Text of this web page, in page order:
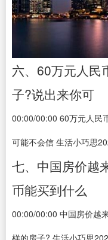
六、60万元人民
子?说出来你可
00:00/00:00 60万元人民
可能不会信 生活小巧思
七、中国房价越
币能买到什么
00:00/00:00 中国房价越
样的房子? 生活小巧思